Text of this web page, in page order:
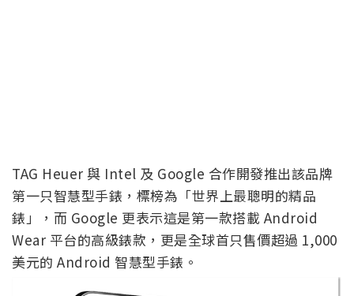
TAG Heuer 與 Intel 及 Google 合作開發推出該品牌
第一只智慧型手錶，標榜為「世界上最聰明的精品
錶」，而 Google 更表示這是第一款搭載 Android
Wear 平台的高級錶款，更是全球首只售價超過 1,000
美元的 Android 智慧型手錶。